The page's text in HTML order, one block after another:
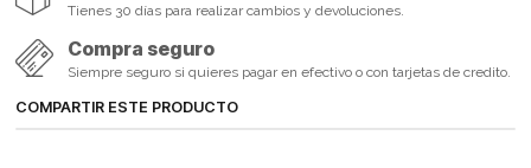
Tienes 30 días para realizar cambios y devoluciones.
Compra seguro
Siempre seguro si quieres pagar en efectivo o con tarjetas de credito.
COMPARTIR ESTE PRODUCTO